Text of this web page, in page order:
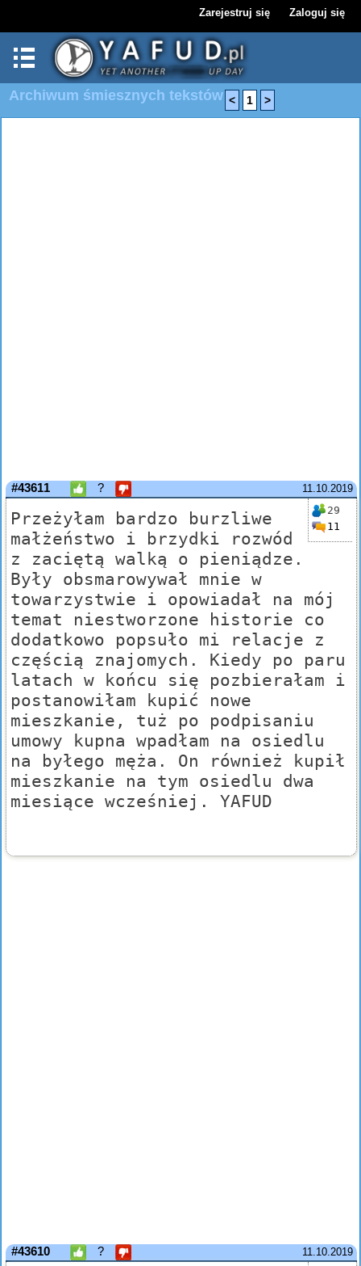
Zarejestruj się Zaloguj się
Archiwum śmiesznych tekstów < 1 >
11.10.2019
#43611 ?
29
11
Przeżyłam bardzo burzliwe
małżeństwo i brzydki rozwód
z zaciętą walką o pieniądze.
Były obsmarowywał mnie w
towarzystwie i opowiadał na mój
temat niestworzone historie co
dodatkowo popsuło mi relacje z
częścią znajomych. Kiedy po paru
latach w końcu się pozbierałam i
postanowiłam kupić nowe
mieszkanie, tuż po podpisaniu
umowy kupna wpadłam na osiedlu
na byłego męża. On również kupił
mieszkanie na tym osiedlu dwa
miesiące wcześniej. YAFUD
11.10.2019
#43610 ?